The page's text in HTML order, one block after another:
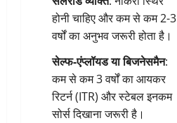
होनी चाहिए और कम से कम 2-3
वर्षों का अनुभव जरूरी होता है।
सेल्फ-एंप्लॉयड या बिजनेसमैन:
कम से कम 3 वर्षों का आयकर
रिटर्न (ITR) और स्टेबल इनकम
सोर्स दिखाना जरूरी है।